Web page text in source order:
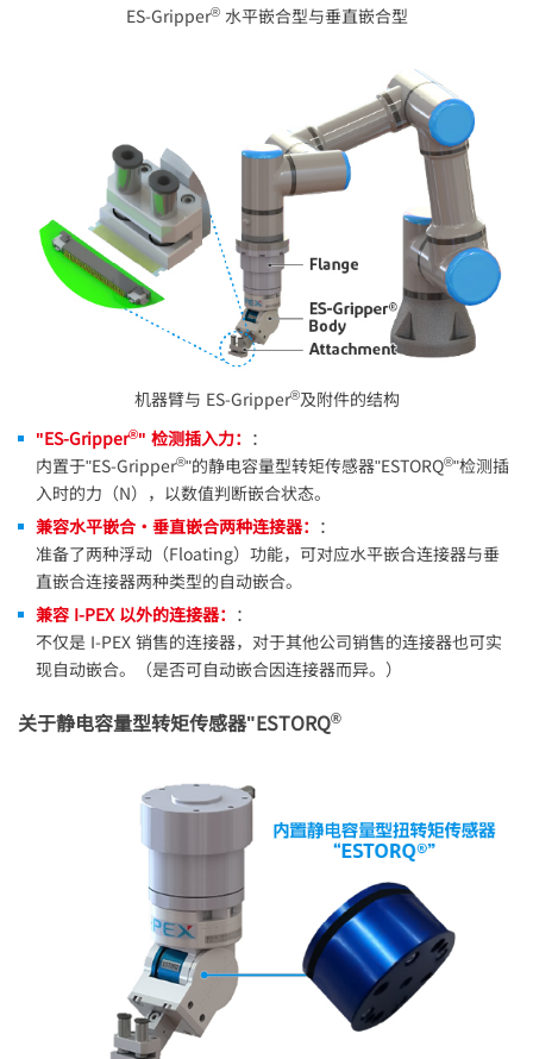
ES-Gripper®水平嵌合型与垂直嵌合型
机器臂与 ES-Gripper®及附件的结构
"ES-Gripper®" 检测插入力： ：
内置于"ES-Gripper®"的静电容量型转矩传感器"ESTORQ®"检测插
入时的力（N），以数值判断嵌合状态。
兼容水平嵌合・垂直嵌合两种连接器： ：
准备了两种浮动（Floating）功能，可对应水平嵌合连接器与垂
直嵌合连接器两种类型的自动嵌合。
兼容 I-PEX以外的连接器： ：
不仅是 I-PEX 销售的连接器，对于其他公司销售的连接器也可实
现自动嵌合。（是否可自动嵌合因连接器而异。）
关于静电容量型转矩传感器"ESTORQ®